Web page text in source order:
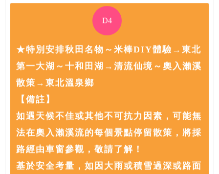
D4
★特別安排秋田名物～米棒DIY體驗→東北
第一大湖～十和田湖→清流仙境～奧入瀨溪
散策→東北溫泉鄉
【備註】
如遇天候不佳或其他不可抗力因素，可能無
法在奧入瀨溪流的每個景點停留散策，將採
路經由車窗參觀，敬請了解！
基於安全考量，如因大雨或積雪過深或路面